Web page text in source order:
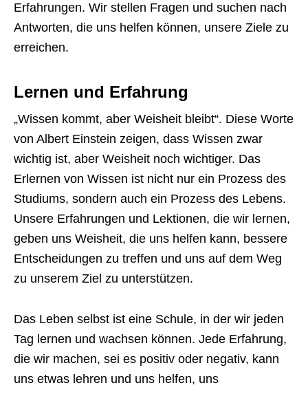
Erfahrungen. Wir stellen Fragen und suchen nach
Antworten, die uns helfen können, unsere Ziele zu
erreichen.
Lernen und Erfahrung
„Wissen kommt, aber Weisheit bleibt“. Diese Worte
von Albert Einstein zeigen, dass Wissen zwar
wichtig ist, aber Weisheit noch wichtiger. Das
Erlernen von Wissen ist nicht nur ein Prozess des
Studiums, sondern auch ein Prozess des Lebens.
Unsere Erfahrungen und Lektionen, die wir lernen,
geben uns Weisheit, die uns helfen kann, bessere
Entscheidungen zu treffen und uns auf dem Weg
zu unserem Ziel zu unterstützen.
Das Leben selbst ist eine Schule, in der wir jeden
Tag lernen und wachsen können. Jede Erfahrung,
die wir machen, sei es positiv oder negativ, kann
uns etwas lehren und uns helfen, uns